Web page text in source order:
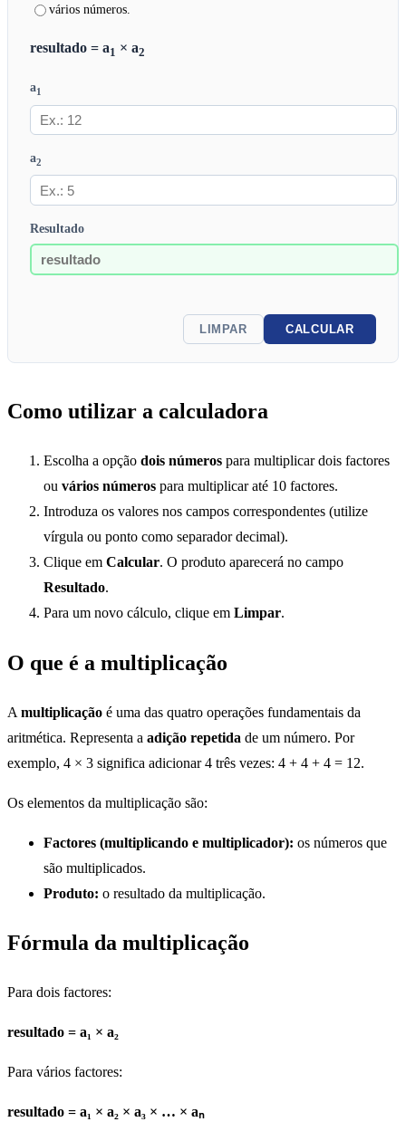
vários números.
resultado = a1 × a2
a1
a2
Resultado
LIMPAR CALCULAR
Como utilizar a calculadora
Escolha a opção dois números para multiplicar dois factores
ou vários números para multiplicar até 10 factores.
Introduza os valores nos campos correspondentes (utilize
vírgula ou ponto como separador decimal).
Clique em Calcular. O produto aparecerá no campo
Resultado.
Para um novo cálculo, clique em Limpar.
O que é a multiplicação
A multiplicação é uma das quatro operações fundamentais da
aritmética. Representa a adição repetida de um número. Por
exemplo, 4 × 3 significa adicionar 4 três vezes: 4 + 4 + 4 = 12.
Os elementos da multiplicação são:
Factores (multiplicando e multiplicador): os números que
são multiplicados.
Produto: o resultado da multiplicação.
Fórmula da multiplicação
Para dois factores:
resultado = a₁ × a₂
Para vários factores:
resultado = a₁ × a₂ × a₃ × … × aₙ